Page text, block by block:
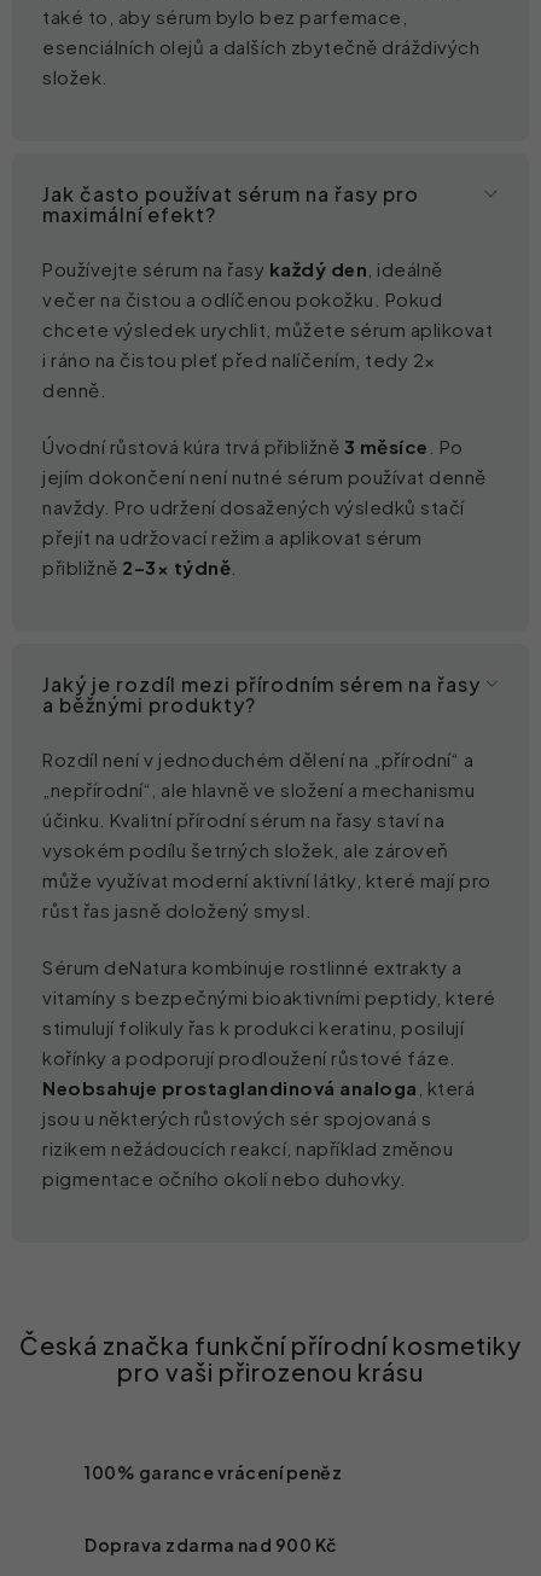
také to, aby sérum bylo bez parfemace,
esenciálních olejů a dalších zbytečně dráždivých
složek.
Jak často používat sérum na řasy pro
maximální efekt?
Používejte sérum na řasy každý den , ideálně
večer na čistou a odlíčenou pokožku. Pokud
chcete výsledek urychlit, můžete sérum aplikovat
i ráno na čistou pleť před nalíčením, tedy 2×
denně.
Úvodní růstová kúra trvá přibližně 3 měsíce . Po
jejím dokončení není nutné sérum používat denně
navždy. Pro udržení dosažených výsledků stačí
přejít na udržovací režim a aplikovat sérum
přibližně 2–3× týdně
Jaký je rozdíl mezi přírodním sérem na řasy
a běžnými produkty?
Rozdíl není v jednoduchém dělení na „přírodní“ a
„nepřírodní“, ale hlavně ve složení a mechanismu
účinku. Kvalitní přírodní sérum na řasy staví na
vysokém podílu šetrných složek, ale zároveň
může využívat moderní aktivní látky, které mají pro
růst řas jasně doložený smysl.
Sérum deNatura kombinuje rostlinné extrakty a
vitamíny s bezpečnými bioaktivními peptidy, které
stimulují folikuly řas k produkci keratinu, posilují
kořínky a podporují prodloužení růstové fáze.
Neobsahuje prostaglandinová analoga , která
jsou u některých růstových sér spojovaná s
rizikem nežádoucích reakcí, například změnou
pigmentace očního okolí nebo duhovky.
100% garance vrácení peněz
Doprava zdarma nad 900 Kč